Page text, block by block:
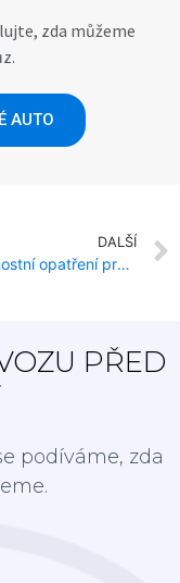
zda můžeme
AUTO
DALŠÍ
Bezpečnostní opatření proti krádeži vozového parku společnosti
PŘED
podíváme, zda